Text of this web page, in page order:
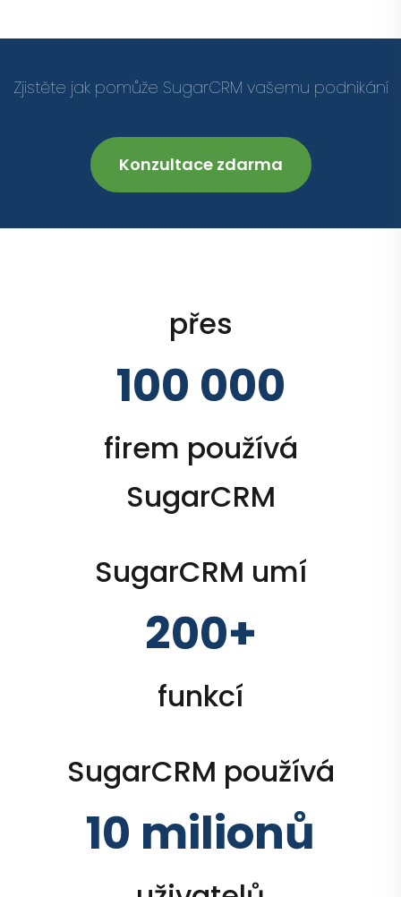
Zjistěte jak pomůže SugarCRM vašemu podnikání
Konzultace zdarma
přes
100 000
firem používá
SugarCRM
SugarCRM umí
200+
funkcí
SugarCRM používá
10 milionů